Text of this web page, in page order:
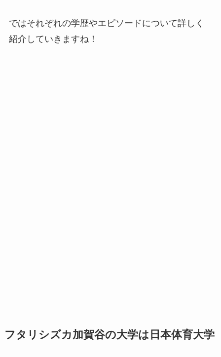
ではそれぞれの学歴やエピソードについて詳しく
紹介していきますね！
フタリシズカ加賀谷の大学は日本体育大学